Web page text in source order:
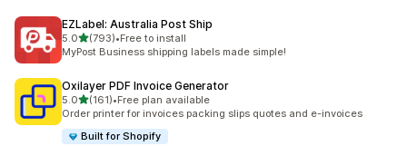
EZLabel: Australia Post Ship
5.0별 5개 중
(793)
총 리뷰 793개
•Free to install
MyPost Business shipping labels made simple!
Oxilayer PDF Invoice Generator
5.0별 5개 중
(161)
총 리뷰 161개
•Free plan available
Order printer for invoices packing slips quotes and e-invoices
Built for Shopify